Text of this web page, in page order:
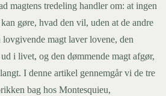
magtens tredeling handler om: at ingen
gøre, hvad den vil, uden at de andre
magt laver lovene, den
i livet, og den dømmende magt afgør,
I denne artikel gennemgår vi de tre
bag hos Montesquieu,